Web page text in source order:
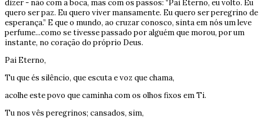
dizer - não com a boca, mas com os passos: “Pai Eterno, eu volto. Eu
quero ser paz. Eu quero viver mansamente. Eu quero ser peregrino de
esperança.” E que o mundo, ao cruzar conosco, sinta em nós um leve
perfume...como se tivesse passado por alguém que morou, por um
instante, no coração do próprio Deus.
Pai Eterno,
Tu que és silêncio, que escuta e voz que chama,
acolhe este povo que caminha com os olhos fixos em Ti.
Tu nos vês peregrinos; cansados, sim,